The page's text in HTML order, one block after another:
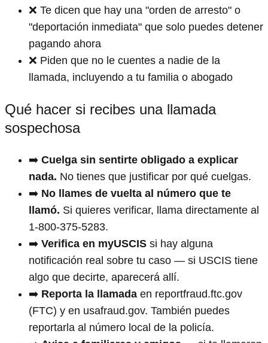
❌ Te dicen que hay una "orden de arresto" o
"deportación inmediata" que solo puedes detener
pagando ahora
❌ Piden que no le cuentes a nadie de la
llamada, incluyendo a tu familia o abogado
Qué hacer si recibes una llamada
sospechosa
➡️ Cuelga sin sentirte obligado a explicar
nada. No tienes que justificar por qué cuelgas.
➡️ No llames de vuelta al número que te
llamó. Si quieres verificar, llama directamente al
1-800-375-5283.
➡️ Verifica en myUSCIS si hay alguna
notificación real sobre tu caso — si USCIS tiene
algo que decirte, aparecerá allí.
➡️ Reporta la llamada en reportfraud.ftc.gov
(FTC) y en usafraud.gov. También puedes
reportarla al número local de la policía.